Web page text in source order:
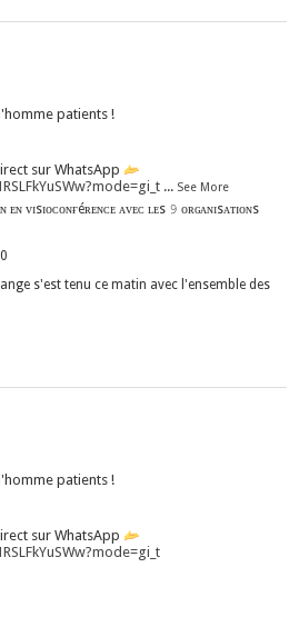
patients !
sur WhatsApp
ᴇɴ ᴠɪsɪᴏᴄᴏɴғéʀᴇɴᴄᴇ ᴀᴠᴇᴄ ʟᴇs 𝟿 ᴏʀɢᴀɴɪsᴀᴛɪᴏɴs
s'est tenu ce matin avec l'ensemble des
... See More
patients !
sur WhatsApp